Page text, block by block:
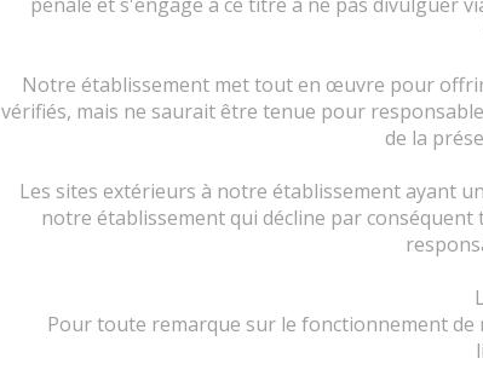
Notre établissement met tout en œuvre pour
vérifiés, mais ne saurait être tenue pour
de la
Les sites extérieurs à notre établissement ayant
notre établissement qui décline par
Pour toute remarque sur le fonctionnement